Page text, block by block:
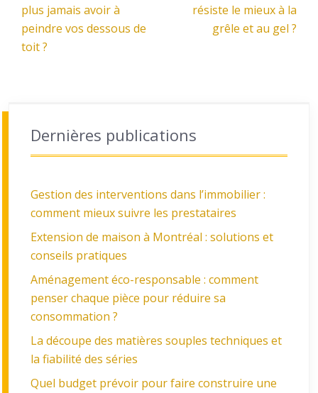
plus jamais avoir à
peindre vos dessous de
toit ?
résiste le mieux à la
grêle et au gel ?
Dernières publications
Gestion des interventions dans l’immobilier :
comment mieux suivre les prestataires
Extension de maison à Montréal : solutions et
conseils pratiques
Aménagement éco-responsable : comment
penser chaque pièce pour réduire sa
consommation ?
La découpe des matières souples techniques et
la fiabilité des séries
Quel budget prévoir pour faire construire une